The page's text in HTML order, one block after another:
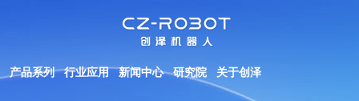
产品系列 行业应用 新闻中心 研究院 关于创泽